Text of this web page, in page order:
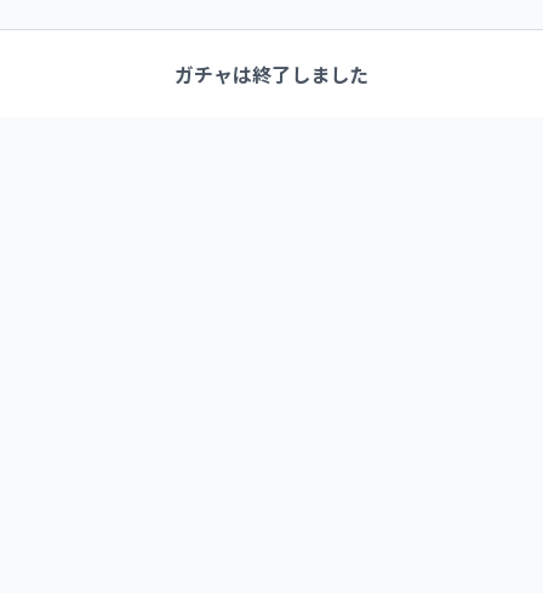
ガチャは終了しました